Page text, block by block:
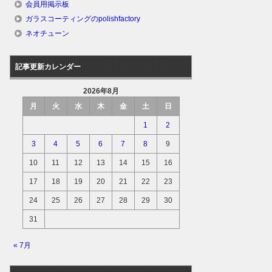
会員用掲示板
ガラスコーティングのpolishfactory
ネオチューン
記事更新カレンダー
2026年8月
月
火 水 木 金 土 日
1 2
3 4 5 6 7 8 9
10 11 12 13 14 15 16
17 18 19 20 21 22 23
24 25 26 27 28 29 30
31
« 7月